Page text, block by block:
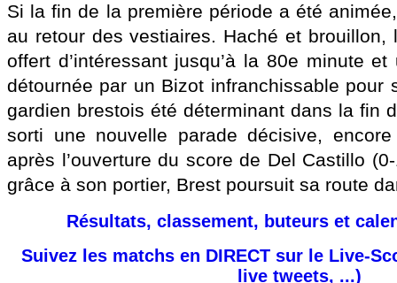
Si la fin de la première période a été
au retour des vestiaires. Haché et brouillon,
offert d’intéressant jusqu’à la 80e minute
détournée par un Bizot infranchissable pour
gardien brestois été déterminant dans la fin
sorti une nouvelle parade décisive,
après l’ouverture du score de Del Castillo
grâce à son portier, Brest poursuit sa route
Résultats, classement, buteurs et
Suivez les matchs en DIRECT sur le Live-
live tweets, ...)